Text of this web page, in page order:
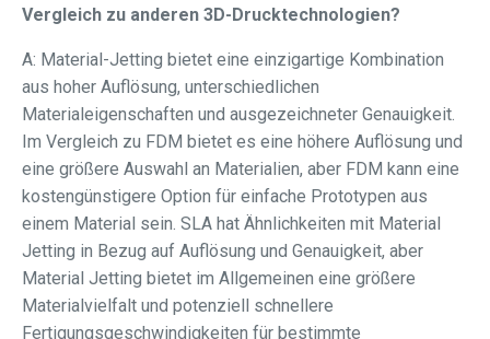
Vergleich zu anderen 3D-Drucktechnologien?
A: Material-Jetting bietet eine einzigartige Kombination
aus hoher Auflösung, unterschiedlichen
Materialeigenschaften und ausgezeichneter Genauigkeit.
Im Vergleich zu FDM bietet es eine höhere Auflösung und
eine größere Auswahl an Materialien, aber FDM kann eine
kostengünstigere Option für einfache Prototypen aus
einem Material sein. SLA hat Ähnlichkeiten mit Material
Jetting in Bezug auf Auflösung und Genauigkeit, aber
Material Jetting bietet im Allgemeinen eine größere
Materialvielfalt und potenziell schnellere
Fertigungsgeschwindigkeiten für bestimmte